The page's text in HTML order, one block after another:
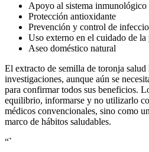
Apoyo al sistema inmunológico
Protección antioxidante
Prevención y control de
Uso externo en el cuidado de la
Aseo doméstico natural
El extracto de semilla de toronja salud
investigaciones, aunque aún se
para confirmar todos sus beneficios.
equilibrio, informarse y no utilizarlo
médicos convencionales, sino como
marco de hábitos saludables.
“`